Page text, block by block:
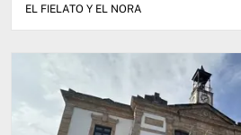
EL FIELATO Y EL NORA